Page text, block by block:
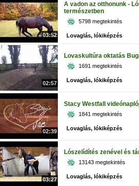
03:52
02:57
A vadon az otthonunk -
természetben
5798 megtekintés
Lovaglás, lókiképzés
02:39
Lovaskultúra oktatás
1691 megtekintés
Lovaglás, lókiképzés
03:27
Stacy Westfall
1841 megtekintés
Lovaglás, lókiképzés
Lószelídítés zenével és
13143 megtekintés
Lovaglás, lókiképzés